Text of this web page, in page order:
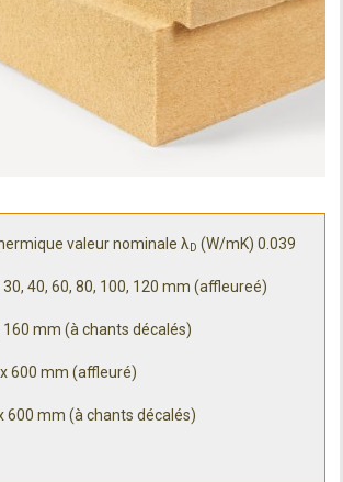
valeur nominale λ D (W/mK) 0.039
40, 60, 80, 100, 120 mm (affleureé)
(à chants décalés)
600 mm (affleuré)
mm (à chants décalés)